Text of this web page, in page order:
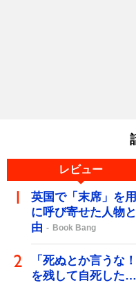
レビュー
英国で「末席」を
に呼び寄せた人物
由
Book Bang
「死ぬとか言うな
を残して自死した